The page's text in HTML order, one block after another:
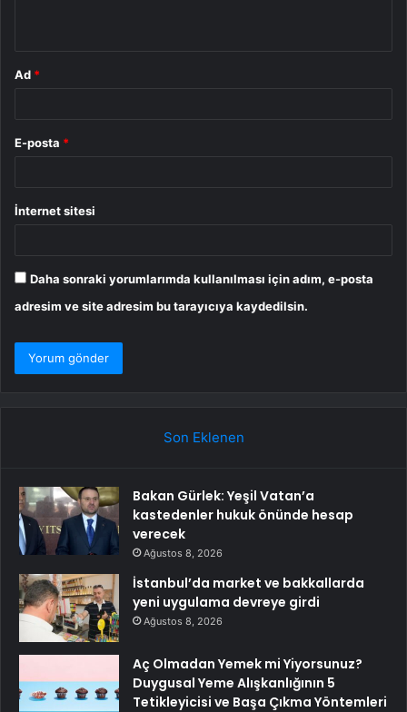
Ad *
E-posta *
İnternet sitesi
Daha sonraki yorumlarımda kullanılması için adım, e-posta
adresim ve site adresim bu tarayıcıya kaydedilsin.
Son Eklenen
Bakan Gürlek: Yeşil Vatan’a
kastedenler hukuk önünde hesap
verecek
Ağustos 8, 2026
İstanbul’da market ve bakkallarda
yeni uygulama devreye girdi
Ağustos 8, 2026
Aç Olmadan Yemek mi Yiyorsunuz?
Duygusal Yeme Alışkanlığının 5
Tetikleyicisi ve Başa Çıkma Yöntemleri